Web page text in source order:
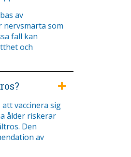
av
nervsmärta som
fall kan
och
vaccinera sig
ålder riskerar
Den
av